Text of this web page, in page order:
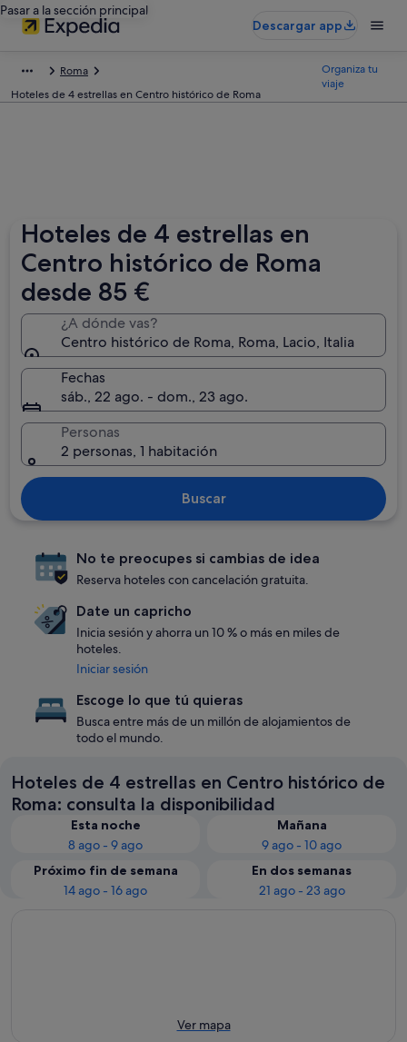
Pasar a la sección principal
Descargar app
Roma
Hoteles de 4 estrellas en Centro histórico de Roma
Organiza tu
viaje
Hoteles de 4 estrellas en
Centro histórico de Roma
desde 85 €
¿A dónde vas?
Centro histórico de Roma, Roma, Lacio, Italia
Fechas
sáb., 22 ago. - dom., 23 ago.
Personas
2 personas, 1 habitación
Buscar
No te preocupes si cambias de idea
Reserva hoteles con cancelación gratuita.
Date un capricho
Inicia sesión y ahorra un 10 % o más en miles de
hoteles.
Iniciar sesión
Escoge lo que tú quieras
Busca entre más de un millón de alojamientos de
todo el mundo.
Hoteles de 4 estrellas en Centro histórico de
Roma: consulta la disponibilidad
Esta noche
8 ago - 9 ago
Mañana
9 ago - 10 ago
Próximo fin de semana
14 ago - 16 ago
En dos semanas
21 ago - 23 ago
Ver mapa